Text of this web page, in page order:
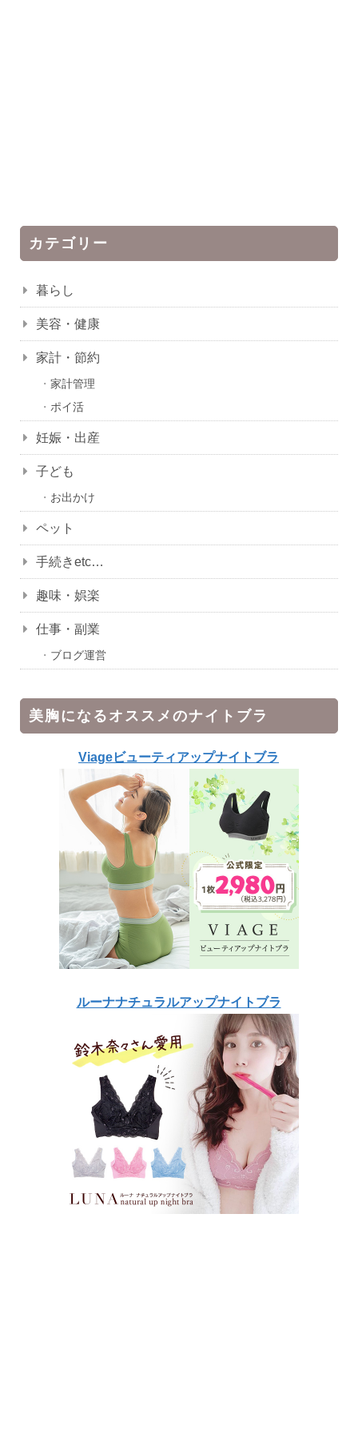
カテゴリー
暮らし
美容・健康
家計・節約
家計管理
ポイ活
妊娠・出産
子ども
お出かけ
ペット
手続きetc…
趣味・娯楽
仕事・副業
ブログ運営
美胸になるオススメのナイトブラ
Viageビューティアップナイトブラ
ルーナナチュラルアップナイトブラ